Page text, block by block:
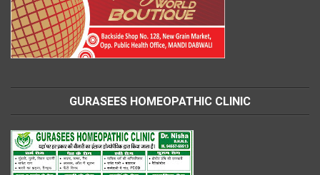
GURASEES HOMEOPATHIC CLINIC